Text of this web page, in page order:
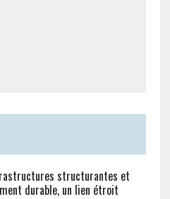
structurantes et
durable, un lien étroit